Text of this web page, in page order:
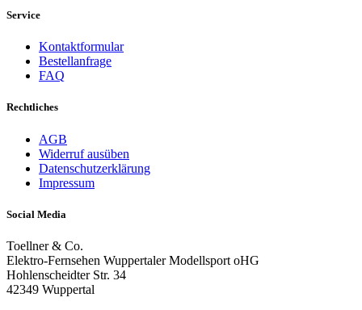
Service
Kontaktformular
Bestellanfrage
FAQ
Rechtliches
AGB
Widerruf ausüben
Datenschutzerklärung
Impressum
Social Media
Toellner & Co.
Elektro-Fernsehen Wuppertaler Modellsport oHG
Hohlenscheidter Str. 34
42349 Wuppertal